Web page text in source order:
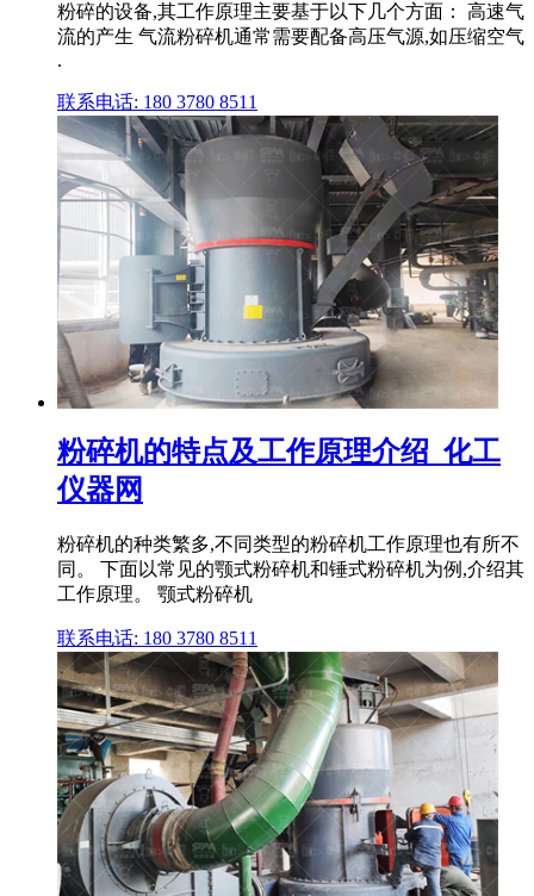
粉碎的设备,其工作原理主要基于以下几个方面： 高速气
流的产生 气流粉碎机通常需要配备高压气源,如压缩空气
.
联系电话: 180 3780 8511
粉碎机的特点及工作原理介绍_化工
仪器网
粉碎机的种类繁多,不同类型的粉碎机工作原理也有所不
同。 下面以常见的颚式粉碎机和锤式粉碎机为例,介绍其
工作原理。 颚式粉碎机
联系电话: 180 3780 8511